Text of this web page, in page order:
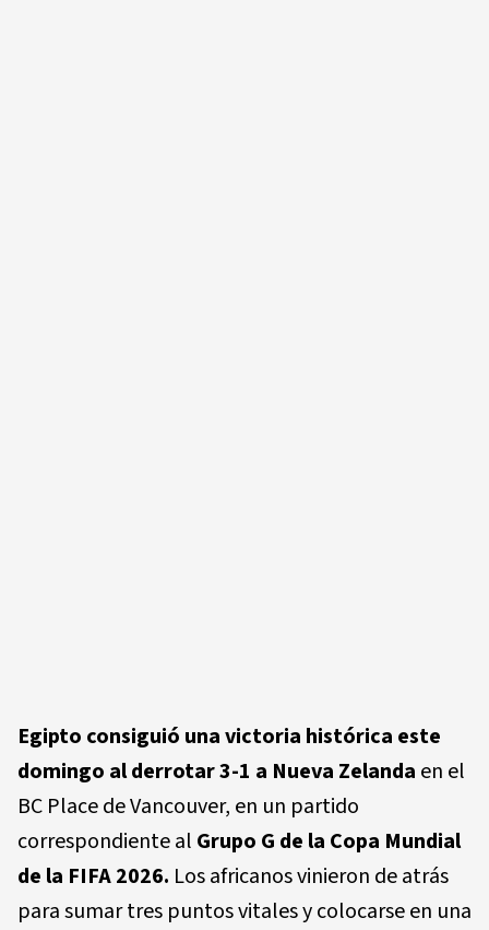
Egipto consiguió una victoria histórica este
domingo al derrotar 3-1 a Nueva Zelanda en el
BC Place de Vancouver, en un partido
correspondiente al Grupo G de la Copa Mundial
de la FIFA 2026. Los africanos vinieron de atrás
para sumar tres puntos vitales y colocarse en una